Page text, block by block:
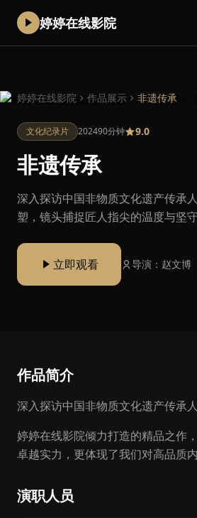
婷婷在线影院
婷婷在线影院 作品展示 非遗传承
文化纪录片 202490分钟 9.0
非遗传承
深入探访中国非物质文化遗产传承
塑，镜头捕捉匠人指尖的温度与坚
立即观看 导演：赵文博
作品简介
深入探访中国非物质文化遗产传承
婷婷在线影院倾力打造的精品之作
卓越实力，更体现了我们对高品质
演职人员